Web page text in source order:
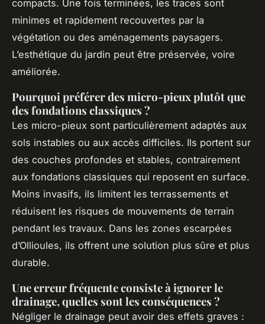
compacts. Une fois terminées, les traces sont
minimes et rapidement recouvertes par la
végétation ou des aménagements paysagers.
L’esthétique du jardin peut être préservée, voire
améliorée.
Pourquoi préférer des micro-pieux plutôt que
des fondations classiques ?
Les micro-pieux sont particulièrement adaptés aux
sols instables ou aux accès difficiles. Ils portent sur
des couches profondes et stables, contrairement
aux fondations classiques qui reposent en surface.
Moins invasifs, ils limitent les terrassements et
réduisent les risques de mouvements de terrain
pendant les travaux. Dans les zones escarpées
d’Ollioules, ils offrent une solution plus sûre et plus
durable.
Une erreur fréquente consiste à ignorer le
drainage, quelles sont les conséquences ?
Négliger le drainage peut avoir des effets graves :